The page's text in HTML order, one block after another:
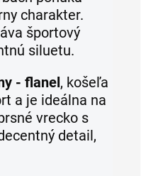
charakter.
športový
siluetu.
- flanel, košeľa
a je ideálna na
vrecko s
detail,